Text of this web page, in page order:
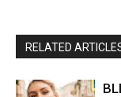
RELATED